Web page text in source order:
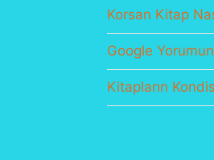
Korsan Kitap
Google
Kitapların